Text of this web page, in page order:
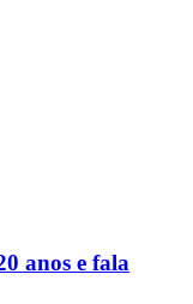
anos e fala